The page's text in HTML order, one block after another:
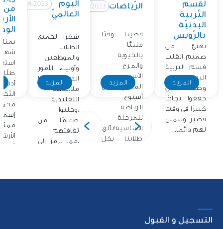
لقسم
التّربية
البدنيّة
بالرّويس
نهنئ من
صميم القلب
قسم التربية
البدنية
وطلابنا الذين
حققوا نجاحًا
كبيرًا في وقت
قصير ونتمنى
لهم دائمًا..
المزيد
الرّياضات 12/4/2023
قضينا وقتًا
مليئًا
بالحيوية
والمرح
الأسبوع
الماضي مع
أسبوع
الرياضة
للمرحلة
الأساسية!تألق
طلابنا بكل
المزيد
اليوم
العالميّ
12/4/2023
شكرًا لجميع
الطلاب
والموظفين
وأولياء الأمور
الذين ارتدوا
ملابسهم
التقليدية
،وجلبوا
طعامًا من
ثقافتهم
،مما يرمز إلى
المزيد
من
شهر
التسجيل و القبول